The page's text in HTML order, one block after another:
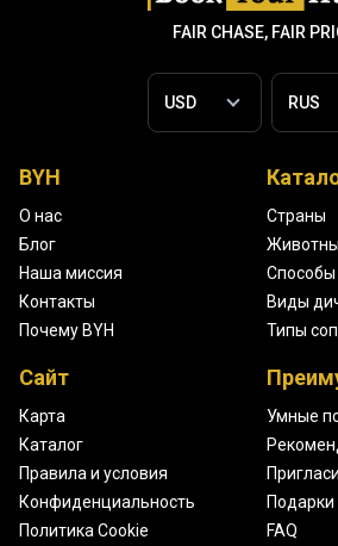
FAIR CHASE, FAIR
BYH
О нас
Блог
Наша миссия
Контакты
Почему BYH
Страны
Способы
Виды
Типы
Сайт
Карта
Каталог
Правила и условия
Конфиденциальность
Политика Cookie
Умные
Подарки
FAQ